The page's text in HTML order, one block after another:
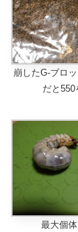
崩したG-ブロ
だと550
最大個体